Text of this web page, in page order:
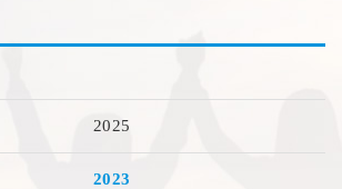
2025
2023